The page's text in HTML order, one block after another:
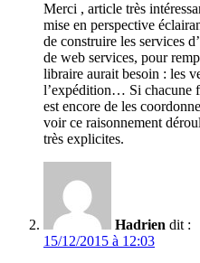
Merci , article très
mise en perspective
de construire les services
de web services, pour
libraire aurait besoin : les
l’expédition… Si chacune
est encore de les
voir ce raisonnement
très explicites.
Hadrien dit :
15/12/2015 à 12:03